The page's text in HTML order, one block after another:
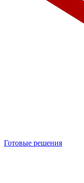
Готовые решения